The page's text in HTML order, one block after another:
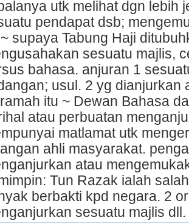
utk melihat dgn lebih
pendapat dsb;
supaya Tabung Haji
sesuatu majlis,
bahasa. anjuran 1
usul. 2 yg dianjurkan
itu ~ Dewan Bahasa
atau perbuatan
matlamat utk
ahli masyarakat.
atau
Tun Razak ialah
berbakti kpd negara. 2
sesuatu majlis dll.